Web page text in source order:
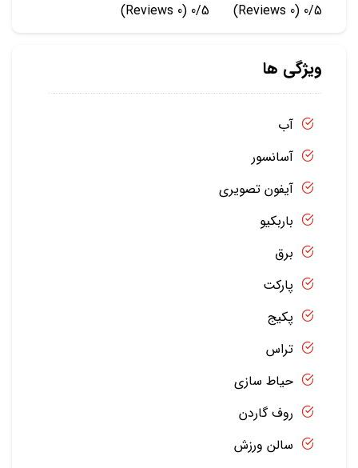
0/5
(0 Reviews)
0/5
(0 Reviews)
ویژگی ها
آب
آسانسور
آیفون تصویری
باربکیو
برق
پارکت
پکیج
تراس
حیاط سازی
روف گاردن
سالن ورزش